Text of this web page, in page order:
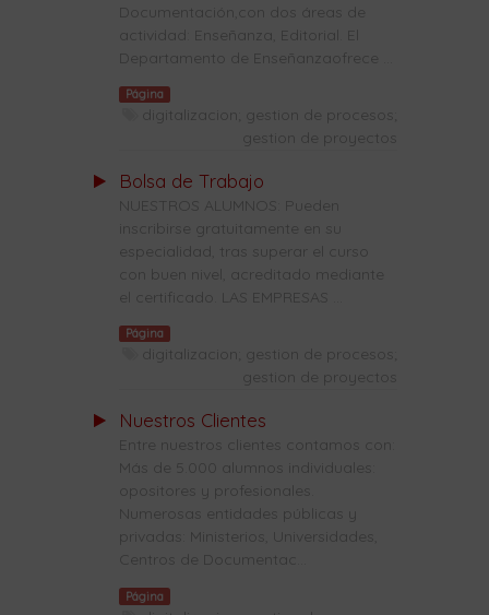
Documentación,con dos áreas de
actividad: Enseñanza, Editorial. El
Departamento de Enseñanzaofrece ...
Página
digitalizacion; gestion de procesos;
gestion de proyectos
Bolsa de Trabajo
NUESTROS ALUMNOS: Pueden
inscribirse gratuitamente en su
especialidad, tras superar el curso
con buen nivel, acreditado mediante
el certificado. LAS EMPRESAS ...
Página
digitalizacion; gestion de procesos;
gestion de proyectos
Nuestros Clientes
Entre nuestros clientes contamos con:
Más de 5.000 alumnos individuales:
opositores y profesionales.
Numerosas entidades públicas y
privadas: Ministerios, Universidades,
Centros de Documentac...
Página